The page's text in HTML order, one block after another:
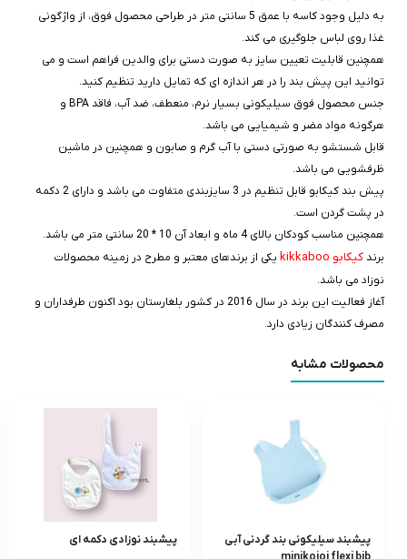
به دلیل وجود کاسه با عمق 5 سانتی متر در طراحی محصول فوق، از واژگونی
غذا روی لباس جلوگیری می کند.
همچنین قابلیت تعیین سایز به صورت دستی برای والدین فراهم است و می
توانید این پیش بند را در هر اندازه ای که تمایل دارید تنظیم کنید.
جنس محصول فوق سیلیکونی بسیار نرم، منعطف، ضد آب، فاقد BPA و
هرگونه مواد مضر و شیمیایی می باشد.
قابل شستشو به صورتی دستی با آب گرم و صابون و همچنین در ماشین
ظرفشویی می باشد.
پیش بند کیکابو قابل تنظیم در 3 سایزبندی متفاوت می باشد و دارای 2 دکمه
در پشت گردن است.
همچنین مناسب کودکان بالای 4 ماه و ابعاد آن 10 * 20 سانتی متر می باشد.
برندکیکابو kikkaboo
یکی از برندهای معتبر و مطرح در زمینه محصولات
نوزاد می باشد.
آغاز فعالیت این برند در سال 2016 در کشور بلغارستان بود اکنون طرفداران و
مصرف کنندگان زیادی دارد.
محصولات مشابه
پیشبند سیلیکونی بند گردنی آبی
پیشبند نوزادی دکمه ای